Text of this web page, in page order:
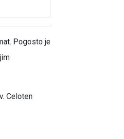
Pogosto je
Celoten